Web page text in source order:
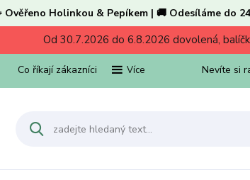
Ověřeno Holinkou & Pepíkem | 🚚 Odesíláme do
Od 30.7.2026 do 6.8.2026 dovolená,
Co říkají zákazníci Více Nevíte si